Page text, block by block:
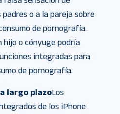
o a la pareja sobre
de pornografía.
hijo o cónyuge podría
integradas para
de pornografía.
largo plazoLos
de los iPhone